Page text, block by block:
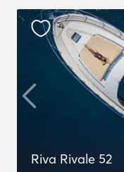
Riva Rivale 52